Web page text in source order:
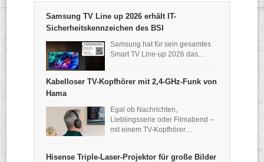
Samsung TV Line up 2026 erhält IT-
Sicherheitskennzeichen des BSI
Samsung hat für sein gesamtes
Smart TV Line-up 2026 das…
Kabelloser TV-Kopfhörer mit 2,4-GHz-Funk von
Hama
Egal ob Nachrichten,
Lieblingsserie oder Filmabend –
mit einem TV-Kopfhörer…
Hisense Triple-Laser-Projektor für große Bilder